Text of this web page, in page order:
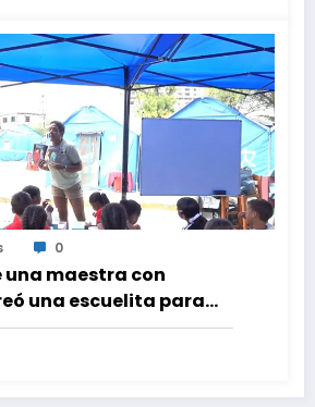
0
una maestra con
una escuelita para
en La Guaira